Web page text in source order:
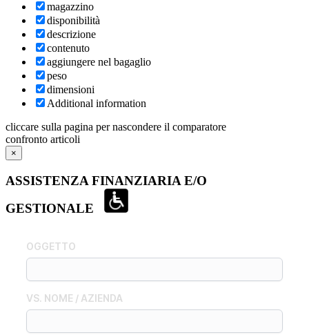
magazzino
disponibilità
descrizione
contenuto
aggiungere nel bagaglio
peso
dimensioni
Additional information
cliccare sulla pagina per nascondere il comparatore
confronto articoli
×
ASSISTENZA FINANZIARIA E/O
GESTIONALE